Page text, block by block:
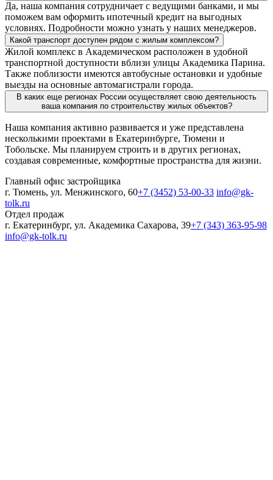
Да, наша компания сотрудничает с ведущими банками, и мы
поможем вам оформить ипотечный кредит на выгодных
условиях. Подробности можно узнать у наших менеджеров.
Какой транспорт доступен рядом с жилым комплексом?
Жилой комплекс в Академическом расположен в удобной
транспортной доступности вблизи улицы Академика Парина.
Также поблизости имеются автобусные остановки и удобные
выезды на основные автомагистрали города.
В каких еще регионах России осуществляет свою деятельность
ваша компания по строительству жилых объектов?
Наша компания активно развивается и уже представлена
несколькими проектами в Екатеринбурге, Тюмени и
Тобольске. Мы планируем строить и в других регионах,
создавая современные, комфортные пространства для жизни.
Главный офис застройщика
г. Тюмень, ул. Менжинского, 60+7 (3452) 53-00-33 info@gk-
tolk.ru
Отдел продаж
г. Екатеринбург, ул. Академика Сахарова, 39+7 (343) 363-95-98
info@gk-tolk.ru